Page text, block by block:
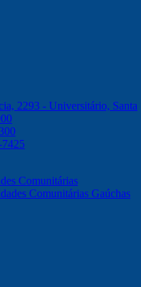
2293 - Universitário, Santa